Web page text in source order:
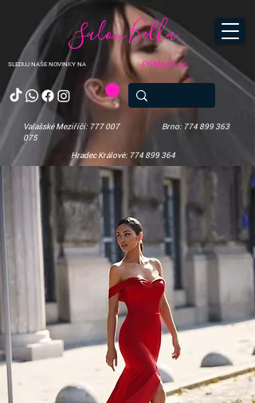
SLEDUJ NAŠE NOVINKY NA
Salon Bella
Valašské Meziříčí: 777 007
075
Brno: 774 899 363
Hradec Králové: 774 899 364
Přihlásit se